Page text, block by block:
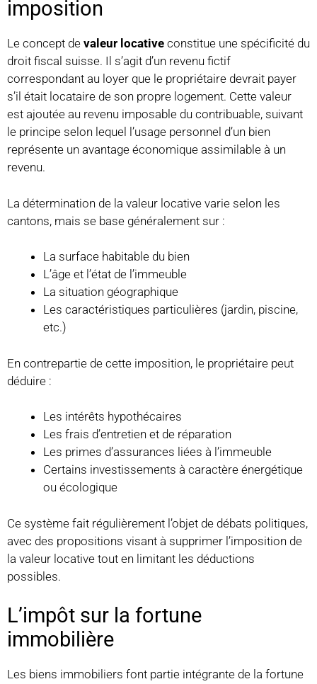
imposition
Le concept de valeur locative constitue une spécificité du
droit fiscal suisse. Il s’agit d’un revenu fictif
correspondant au loyer que le propriétaire devrait payer
s’il était locataire de son propre logement. Cette valeur
est ajoutée au revenu imposable du contribuable, suivant
le principe selon lequel l’usage personnel d’un bien
représente un avantage économique assimilable à un
revenu.
La détermination de la valeur locative varie selon les
cantons, mais se base généralement sur :
La surface habitable du bien
L’âge et l’état de l’immeuble
La situation géographique
Les caractéristiques particulières (jardin, piscine,
etc.)
En contrepartie de cette imposition, le propriétaire peut
déduire :
Les intérêts hypothécaires
Les frais d’entretien et de réparation
Les primes d’assurances liées à l’immeuble
Certains investissements à caractère énergétique
ou écologique
Ce système fait régulièrement l’objet de débats politiques,
avec des propositions visant à supprimer l’imposition de
la valeur locative tout en limitant les déductions
possibles.
L’impôt sur la fortune
immobilière
Les biens immobiliers font partie intégrante de la fortune